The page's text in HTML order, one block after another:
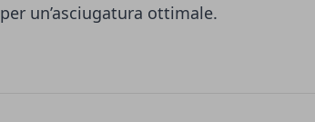
per un’asciugatura ottimale.